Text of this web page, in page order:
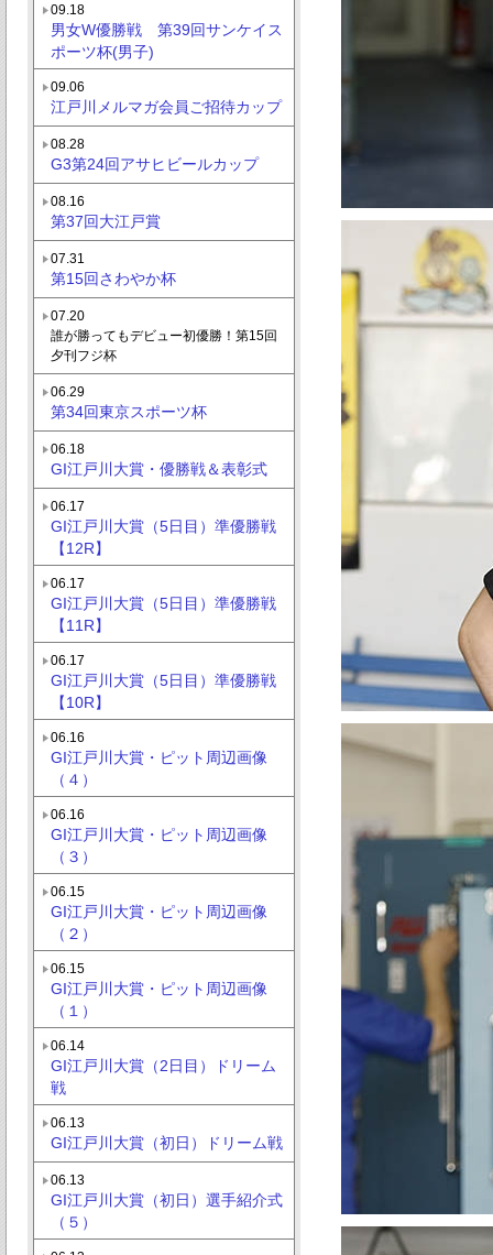
09.18
男女W優勝戦 第39回サンケイス
ポーツ杯(男子)
09.06
江戸川メルマガ会員ご招待カップ
08.28
G3第24回アサヒビールカップ
08.16
第37回大江戸賞
07.31
第15回さわやか杯
07.20
誰が勝ってもデビュー初優勝！第15回
夕刊フジ杯
06.29
第34回東京スポーツ杯
06.18
GI江戸川大賞・優勝戦＆表彰式
06.17
GI江戸川大賞（5日目）準優勝戦
【12R】
06.17
GI江戸川大賞（5日目）準優勝戦
【11R】
06.17
GI江戸川大賞（5日目）準優勝戦
【10R】
06.16
GI江戸川大賞・ピット周辺画像
（４）
06.16
GI江戸川大賞・ピット周辺画像
（３）
06.15
GI江戸川大賞・ピット周辺画像
（２）
06.15
GI江戸川大賞・ピット周辺画像
（１）
06.14
GI江戸川大賞（2日目）ドリーム
戦
06.13
GI江戸川大賞（初日）ドリーム戦
06.13
GI江戸川大賞（初日）選手紹介式
（５）